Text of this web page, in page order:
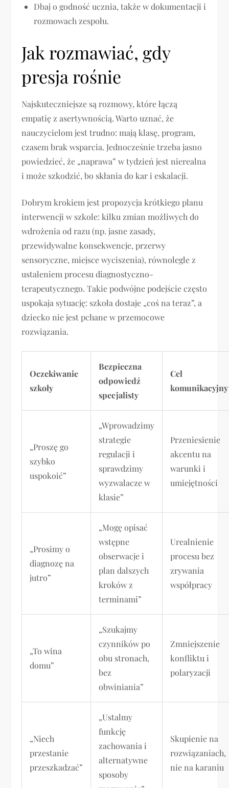
Dbaj o godność ucznia, także w dokumentacji i
rozmowach zespołu.
Jak rozmawiać, gdy
presja rośnie
Najskuteczniejsze są rozmowy, które łączą
empatię z asertywnością. Warto uznać, że
nauczycielom jest trudno: mają klasę, program,
czasem brak wsparcia. Jednocześnie trzeba jasno
powiedzieć, że „naprawa” w tydzień jest nierealna
i może szkodzić, bo skłania do kar i eskalacji.
Dobrym krokiem jest propozycja krótkiego planu
interwencji w szkole: kilku zmian możliwych do
wdrożenia od razu (np. jasne zasady,
przewidywalne konsekwencje, przerwy
sensoryczne, miejsce wyciszenia), równolegle z
ustaleniem procesu diagnostyczno-
terapeutycznego. Takie podwójne podejście często
uspokaja sytuację: szkoła dostaje „coś na teraz”, a
dziecko nie jest pchane w przemocowe
rozwiązania.
Oczekiwanie
szkoły
Bezpieczna
odpowiedź
specjalisty
Cel
komunikacyjny
„Proszę go
szybko
uspokoić”
„Wprowadzimy
strategie
regulacji i
sprawdzimy
wyzwalacze w
klasie”
Przeniesienie
akcentu na
warunki i
umiejętności
„Prosimy o
diagnozę na
jutro”
„Mogę opisać
wstępne
obserwacje i
plan dalszych
kroków z
terminami”
Urealnienie
procesu bez
zrywania
współpracy
„To wina
domu”
„Szukajmy
czynników po
obu stronach,
bez
obwiniania”
Zmniejszenie
konfliktu i
polaryzacji
„Niech
przestanie
przeszkadzać”
„Ustalmy
funkcję
zachowania i
alternatywne
sposoby
Skupienie na
rozwiązaniach,
nie na karaniu